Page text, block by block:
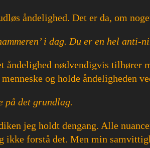
åndelighed. Det er da, om
i dag. Du er en hel anti-
åndelighed nødvendigvis
og holde åndeligheden
på det grundlag.
jeg holdt dengang. Alle
ikke forstå det. Men min